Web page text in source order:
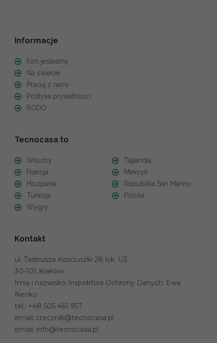
Informacje
Kim jesteśmy
Na świecie
Pracuj z nami
Polityka prywatności
RODO
Tecnocasa to
Włochy
Francja
Hiszpania
Tunezja
Węgry
Tajlandia
Meksyk
Republika San Marino
Polska
Kontakt
ul. Tadeusza Kościuszki 28 lok. U3
30-105 Kraków
Imię i nazwisko Inspektora Ochrony Danych: Ewa
Nenko
tel.: +48 505 461 957
email: rzecznik@tecnocasa.pl
email: info@tecnocasa.pl